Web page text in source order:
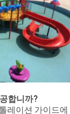
합니까?
레이션 가이드에